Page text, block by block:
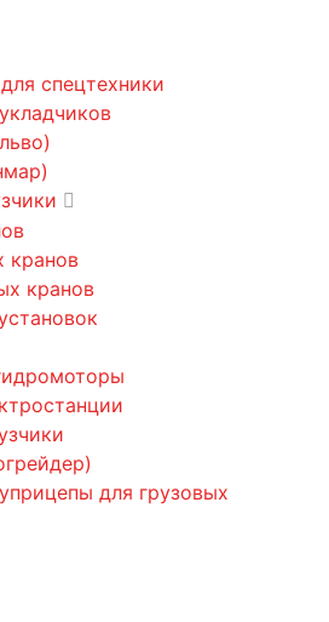
спецтехники
кранов
кранов
для грузовых